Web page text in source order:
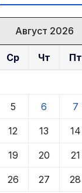
Август 2026
Ср Чт Пт
5 6 7
12 13 14
19 20 21
26 27 28